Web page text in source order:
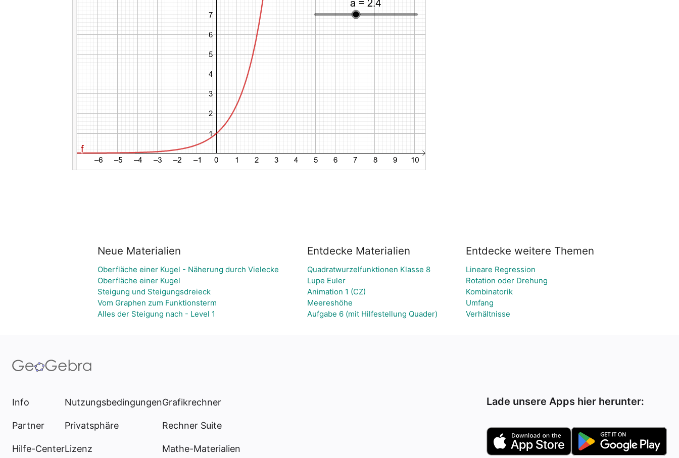
Neue Materialien
Oberfläche einer Kugel - Näherung durch Vielecke
Oberfläche einer Kugel
Steigung und Steigungsdreieck
Vom Graphen zum Funktionsterm
Alles der Steigung nach - Level 1
Entdecke Materialien
Quadratwurzelfunktionen Klasse 8
Lupe Euler
Animation 1 (CZ)
Meereshöhe
Aufgabe 6 (mit Hilfestellung Quader)
Entdecke weitere Themen
Lineare Regression
Rotation oder Drehung
Kombinatorik
Umfang
Verhältnisse
Info
Partner
Hilfe-Center
Nutzungsbedingungen
Privatsphäre
Lizenz
Grafikrechner
Rechner Suite
Mathe-Materialien
Lade unsere Apps hier herunter: